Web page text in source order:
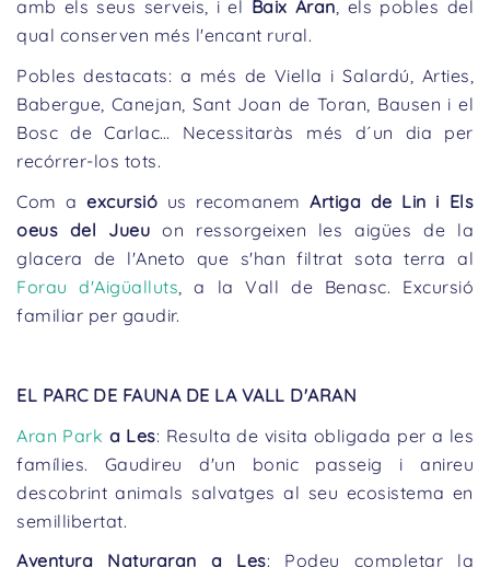
amb els seus serveis, i el Baix Aran, els pobles del
qual conserven més l'encant rural.
Pobles destacats: a més de Viella i Salardú, Arties,
Babergue, Canejan, Sant Joan de Toran, Bausen i el
Bosc de Carlac… Necessitaràs més d´un dia per
recórrer-los tots.
Com aexcursió us recomanemArtiga de Lin i Els
oeus del Jueu on ressorgeixen les aigües de la
glacera de l'Aneto que s'han filtrat sota terra al
Forau d'Aigüalluts , a la Vall de Benasc. Excursió
familiar per gaudir.
EL PARC DE FAUNA DE LA VALL D'ARAN
Aran Park a Les: Resulta de visita obligada per a les
famílies. Gaudireu d'un bonic passeig i anireu
descobrint animals salvatges al seu ecosistema en
semillibertat.
Aventura Naturaran a Les: Podeu completar la